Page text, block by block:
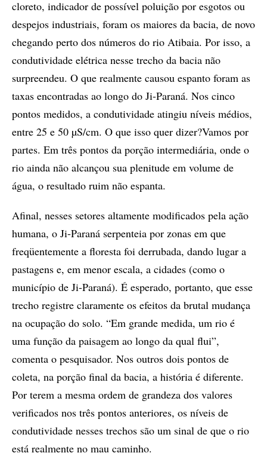
cloreto, indicador de possível poluição por esgotos ou
despejos industriais, foram os maiores da bacia, de novo
chegando perto dos números do rio Atibaia. Por isso, a
condutividade elétrica nesse trecho da bacia não
surpreendeu. O que realmente causou espanto foram as
taxas encontradas ao longo do Ji-Paraná. Nos cinco
pontos medidos, a condutividade atingiu níveis médios,
entre 25 e 50 µS/cm. O que isso quer dizer?Vamos por
partes. Em três pontos da porção intermediária, onde o
rio ainda não alcançou sua plenitude em volume de
água, o resultado ruim não espanta.
Afinal, nesses setores altamente modificados pela ação
humana, o Ji-Paraná serpenteia por zonas em que
freqüentemente a floresta foi derrubada, dando lugar a
pastagens e, em menor escala, a cidades (como o
município de Ji-Paraná). É esperado, portanto, que esse
trecho registre claramente os efeitos da brutal mudança
na ocupação do solo. “Em grande medida, um rio é
uma função da paisagem ao longo da qual flui”,
comenta o pesquisador. Nos outros dois pontos de
coleta, na porção final da bacia, a história é diferente.
Por terem a mesma ordem de grandeza dos valores
verificados nos três pontos anteriores, os níveis de
condutividade nesses trechos são um sinal de que o rio
está realmente no mau caminho.